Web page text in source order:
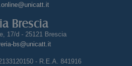
Brescia
17/d - 25121 Brescia
bs@unicatt.it
- R.E.A. 841916